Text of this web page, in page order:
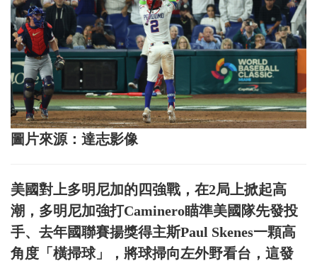
圖片來源：達志影像
美國對上多明尼加的四強戰，在2局上掀起高
潮，多明尼加強打Caminero瞄準美國隊先發投
手、去年國聯賽揚獎得主斯Paul Skenes一顆高
角度「橫掃球」，將球掃向左外野看台，這發